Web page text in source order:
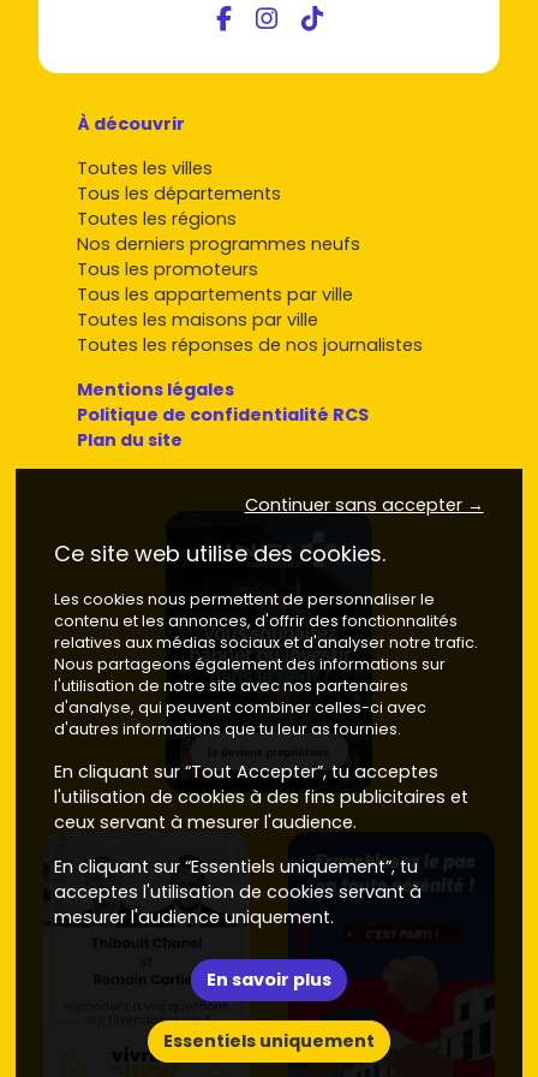
aux opportunités de la métropole bordelaise.
À découvrir
Toutes les villes
Tous les départements
Toutes les régions
Nos derniers programmes neufs
Tous les promoteurs
Tous les appartements par ville
Toutes les maisons par ville
Toutes les réponses de nos journalistes
Mentions légales
Politique de confidentialité RCS
Plan du site
Continuer sans accepter →
Ce site web utilise des cookies.
Les cookies nous permettent de personnaliser le
contenu et les annonces, d'offrir des fonctionnalités
relatives aux médias sociaux et d'analyser notre trafic.
Nous partageons également des informations sur
l'utilisation de notre site avec nos partenaires
d'analyse, qui peuvent combiner celles-ci avec
d'autres informations que tu leur as fournies.
En cliquant sur “Tout Accepter”, tu acceptes
l'utilisation de cookies à des fins publicitaires et
ceux servant à mesurer l'audience.
En cliquant sur “Essentiels uniquement”, tu
acceptes l'utilisation de cookies servant à
mesurer l'audience uniquement.
En savoir plus
Essentiels uniquement